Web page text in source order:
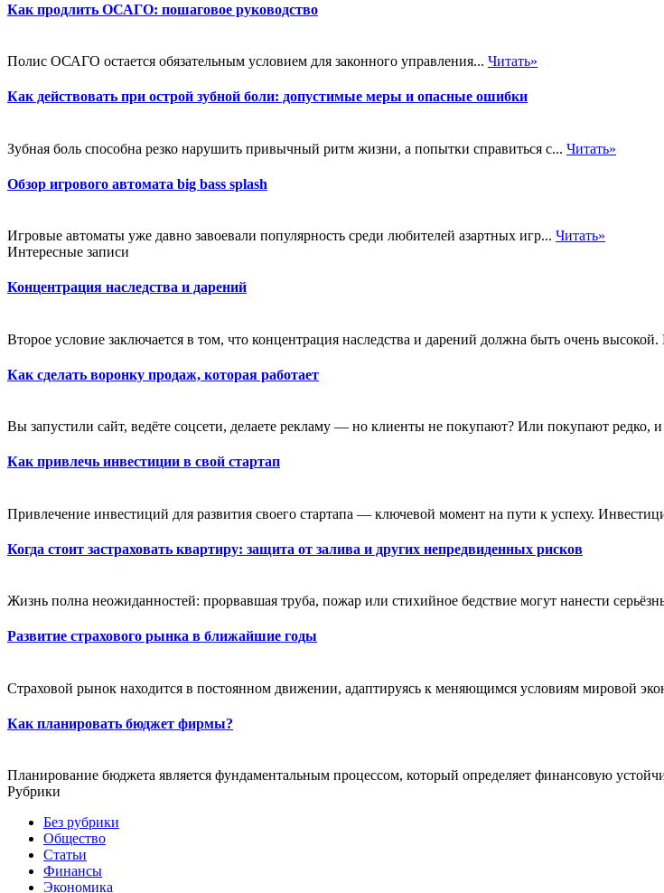
Как продлить ОСАГО: пошаговое руководство
Полис ОСАГО остается обязательным условием для законного управления... Читать»
Как действовать при острой зубной боли: допустимые меры и опасные ошибки
Зубная боль способна резко нарушить привычный ритм жизни, а попытки справиться с... Читать»
Обзор игрового автомата big bass splash
Игровые автоматы уже давно завоевали популярность среди любителей азартных игр... Читать»
Интересные записи
Концентрация наследства и дарений
Второе условие заключается в том, что концентрация наследства и дарений должна быть очень
Как сделать воронку продаж, которая работает
Вы запустили сайт, ведёте соцсети, делаете рекламу — но клиенты не покупают? Или покупают редко,
Как привлечь инвестиции в свой стартап
Привлечение инвестиций для развития своего стартапа — ключевой момент на пути к успеху.
Когда стоит застраховать квартиру: защита от залива и других непредвиденных рисков
Жизнь полна неожиданностей: прорвавшая труба, пожар или стихийное бедствие могут нанести
Развитие страхового рынка в ближайшие годы
Страховой рынок находится в постоянном движении, адаптируясь к меняющимся условиям мировой
Как планировать бюджет фирмы?
Планирование бюджета является фундаментальным процессом, который определяет финансовую
Рубрики
Без рубрики
Общество
Статьи
Финансы
Экономика